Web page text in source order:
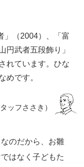
」（2004）、「富
円武者五段飾り」
れています。ひな
めです。
タッフささき）
のだから、お雛
はなく子どもた